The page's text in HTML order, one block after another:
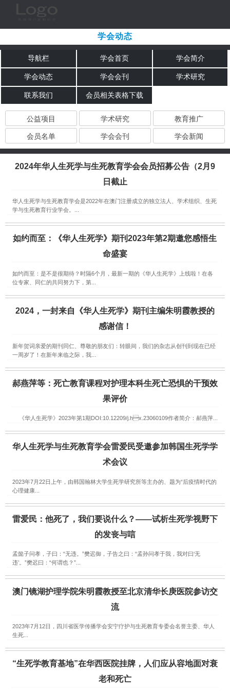
学会动态
导航栏 学会首页 学会简介
学会动态 学会会刊 学术研究
联系我们 会员相关表格下载
公益项目 学术研究 教育推广
会员名单 学会会刊 学会新闻
2024年华人生死学与生死教育学会会员招募公告（2月9
日截止
华人生死学与生死教育学会是2022年在澳门注册成立的独立法人、学术组织、生死
学与生死教育行业学会。...
如约而至：《华人生死学》期刊2023年第2期邀您感悟生
命盛宴
如约而至：是不是很期待？时隔6个月，最新一期的《华人生死学》上线啦！在各
位专家、同仁的共同努力下，第...
2024，一封来自《华人生死学》期刊主编朱明霞教授的
感谢信！
新年贺词亲爱的期刊同仁、尊敬的朋友们：转眼间，我们的杂志从创刊到现在已经
一周岁了！在新年来临之际，我...
郝燕萍等：死亡教育课程对护理本科生死亡恐惧的干预效
果评价
《华人生死学》2023年第1期DOI:10.12209/j.hx.23060109作者简介：郝燕萍...
华人生死学与生死教育学会雷爱民受邀参加韩国生死学学
术会议
2023年7月22日上午，由韩国翰林大学生死学研究所等主办的、题为“后疫情时代的
心理健康...
雷爱民：他死了，我们要说什么？——试析生死学视野下
的发丧与唁
孟懿子问孝，子曰：“无违。”樊迟御，子告之曰：“孟孙问孝于我，我对曰‘无
违’。”樊迟曰：“何谓也？”...
澳门镜湖护理学院朱明霞教授至北京清华长庚医院参访交
流
2023年7月12日，四川省医学传播学会安宁疗护与生死教育专委会名誉主委、华人
生死...
“生死学教育基地”在华西医院挂牌，人们应从容地面对衰
老和死亡